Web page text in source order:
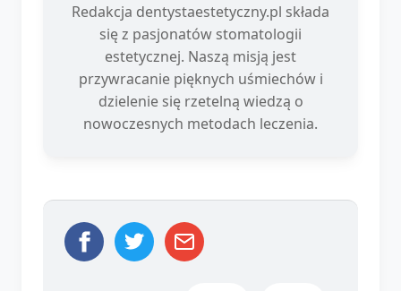
Redakcja dentystaestetyczny.pl składa
się z pasjonatów stomatologii
estetycznej. Naszą misją jest
przywracanie pięknych uśmiechów i
dzielenie się rzetelną wiedzą o
nowoczesnych metodach leczenia.